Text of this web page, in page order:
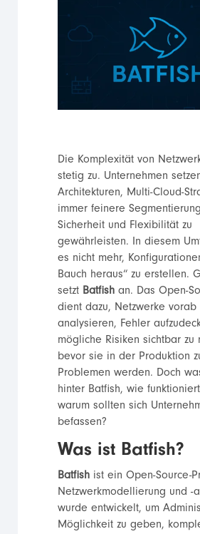
Die Komplexität von
stetig zu. Unternehmen
Architekturen, Multi-Cloud-
immer feinere
Sicherheit und Flexibilität zu
gewährleisten. In diesem
es nicht mehr,
Bauch heraus“ zu erstellen.
setzt Batfishan. Das Open-
dient dazu, Netzwerke vorab
analysieren, Fehler
mögliche Risiken sichtbar zu
bevor sie in der Produktion
Problemen werden. Doch
hinter Batfish, wie
warum sollten sich
befassen?
Was ist Batfish?
Batfishist ein Open-Source-
Netzwerkmodellierung und -
wurde entwickelt, um
Möglichkeit zu geben,